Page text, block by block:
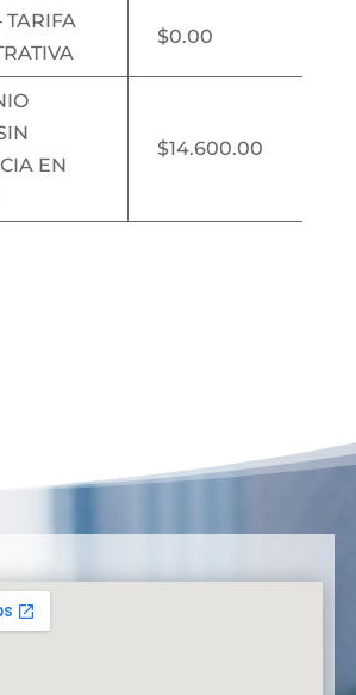
TARIFA
$0.00
EN
$14.600.00